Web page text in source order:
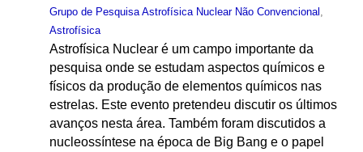
Grupo de Pesquisa Astrofísica Nuclear Não Convencional
Astrofísica
Astrofísica Nuclear é um campo importante da
pesquisa onde se estudam aspectos químicos e
físicos da produção de elementos químicos nas
estrelas. Este evento pretendeu discutir os últimos
avanços nesta área. Também foram discutidos a
nucleossíntese na época de Big Bang e o papel